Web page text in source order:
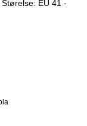
EU 41 -